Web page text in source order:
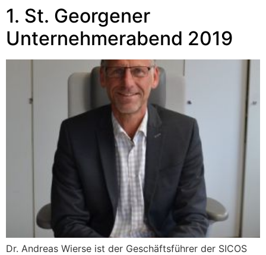
1. St. Georgener
Unternehmerabend 2019
Dr. Andreas Wierse ist der Geschäftsführer der SICOS